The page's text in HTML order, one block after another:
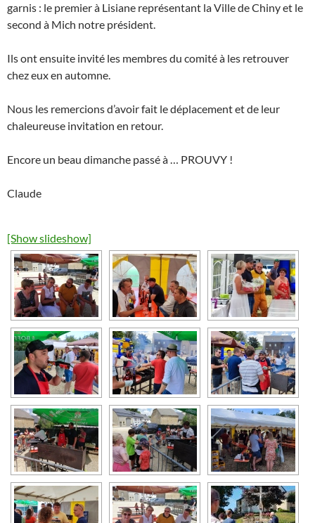
garnis : le premier à Lisiane représentant la Ville de Chiny et le
second à Mich notre président.
Ils ont ensuite invité les membres du comité à les retrouver
chez eux en automne.
Nous les remercions d’avoir fait le déplacement et de leur
chaleureuse invitation en retour.
Encore un beau dimanche passé à … PROUVY !
Claude
[Show slideshow]